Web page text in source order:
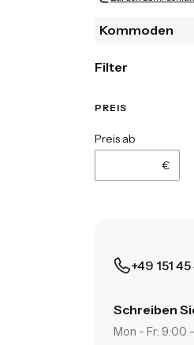
Kommoden
Filter
PREIS
Preis ab
€
+49 151
Schreiben
Mon - Fr: 9:00